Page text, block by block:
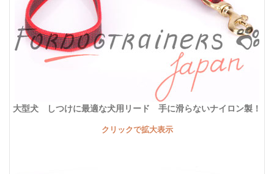
大型犬 しつけに最適な犬用リード 手に滑らないナイロン製！
クリックで拡大表示